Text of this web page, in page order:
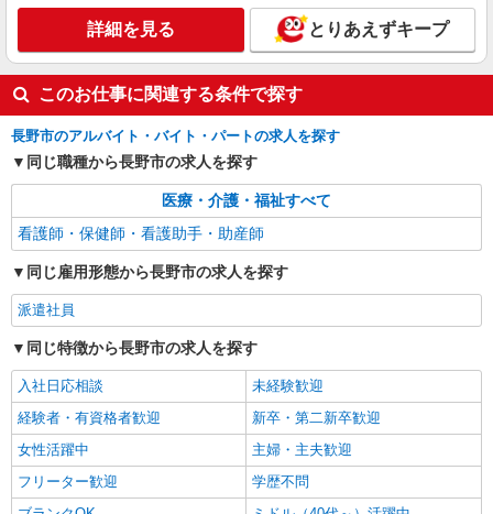
長野市＊綺麗な病院で看護助手デビュー♪無資
格・未経験OK
時給1500円〜2125円 ＜日払い有/週払い有/交
通費全支給(ガソリン代含む)＞
長野市
キープ
詳細を見る とりあえずキープ
このお仕事に関連する条件で探す
長野市のアルバイト・バイト・パートの求人を探す
同じ職種から長野市の求人を探す
医療・介護・福祉すべて
看護師・保健師・看護助手・助産師
同じ雇用形態から長野市の求人を探す
派遣社員
同じ特徴から長野市の求人を探す
入社日応相談
未経験歓迎
経験者・有資格者歓迎
新卒・第二新卒歓迎
女性活躍中
主婦・主夫歓迎
フリーター歓迎
学歴不問